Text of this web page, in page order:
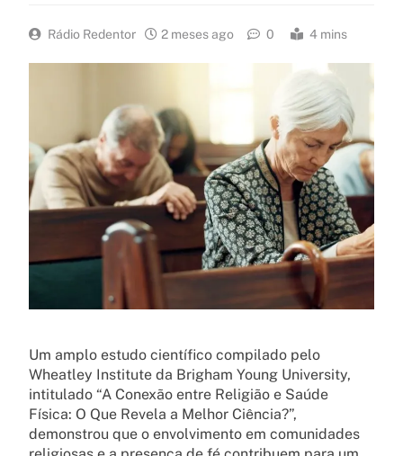
Rádio Redentor 2 meses ago 0 4 mins
Um amplo estudo científico compilado pelo
Wheatley Institute da Brigham Young University,
intitulado “A Conexão entre Religião e Saúde
Física: O Que Revela a Melhor Ciência?”,
demonstrou que o envolvimento em comunidades